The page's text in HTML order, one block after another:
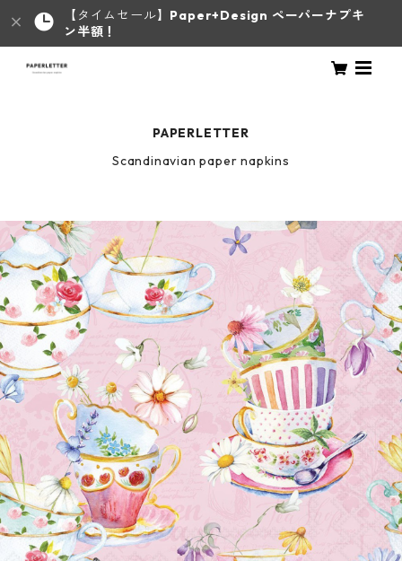
【タイムセール】 Paper+Design ペーパーナプキ
ン半額！
PAPERLETTER
Scandinavian paper napkins